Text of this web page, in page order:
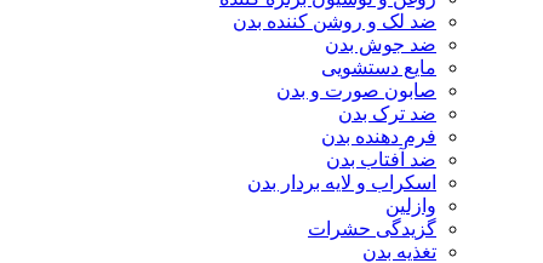
ضد لک و روشن کننده بدن
ضد جوش بدن
مایع دستشویی
صابون صورت و بدن
ضد ترک بدن
فرم دهنده بدن
ضد آفتاب بدن
اسکراب و لایه بردار بدن
وازلین
گزیدگی حشرات
تغذیه بدن